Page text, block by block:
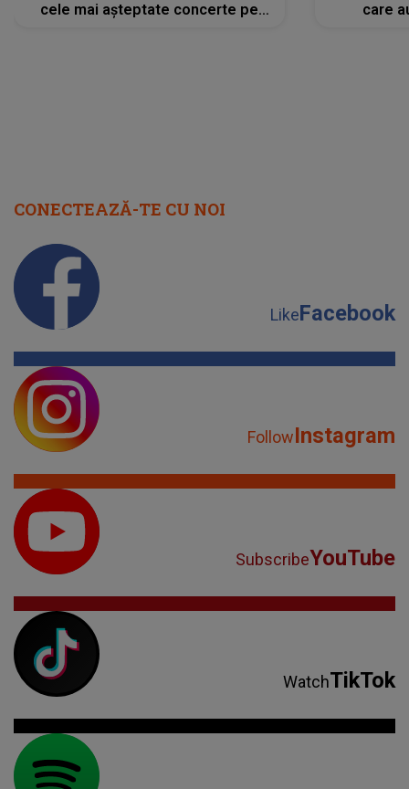
cele mai așteptate concerte pe
care
CONECTEAZĂ-TE CU NOI
LikeFacebook
FollowInstagram
SubscribeYouTube
WatchTikTok